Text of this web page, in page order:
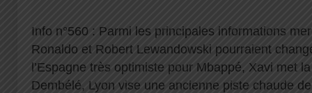
Info n°560 : Parmi les principales informations
Ronaldo et Robert Lewandowski pourraient
l’Espagne très optimiste pour Mbappé, Xavi met
Dembélé, Lyon vise une ancienne piste chaude